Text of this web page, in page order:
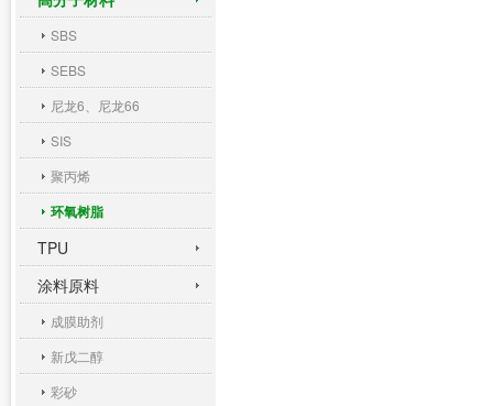
SBS
SEBS
尼龙6、尼龙66
SIS
聚丙烯
环氧树脂
TPU
涂料原料
成膜助剂
新戊二醇
彩砂